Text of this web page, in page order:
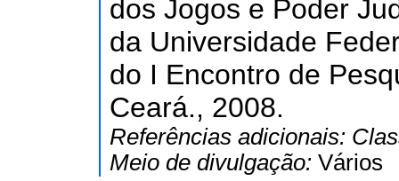
dos Jogos e Poder
da Universidade
do I Encontro de
Ceará., 2008.
Referências adicionais:
Meio de divulgação: Vários